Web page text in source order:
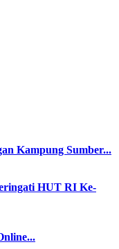
Kampung Sumber...
HUT RI Ke-